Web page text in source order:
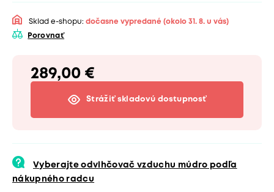
Sklad e-shopu: dočasne vypredané (okolo 31. 8. u vás)
Porovnať
289,00 €
Strážiť skladovú dostupnosť
Vyberajte odvlhčovač vzduchu múdro podľa
nákupného radcu